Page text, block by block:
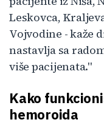
Leskovca,
Vojvodine - kaže
nastavlja sa
više pacijenata."
Kako
hemoroida